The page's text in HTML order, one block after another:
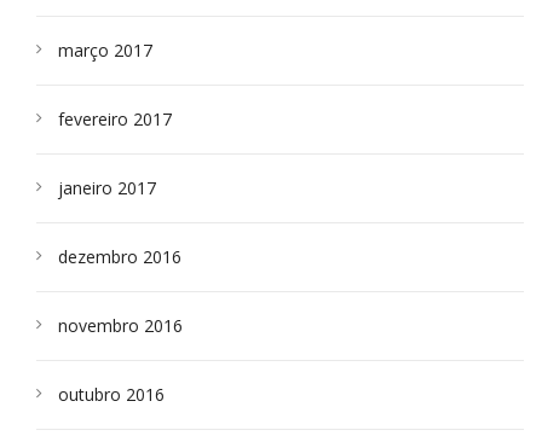
março 2017
fevereiro 2017
janeiro 2017
dezembro 2016
novembro 2016
outubro 2016